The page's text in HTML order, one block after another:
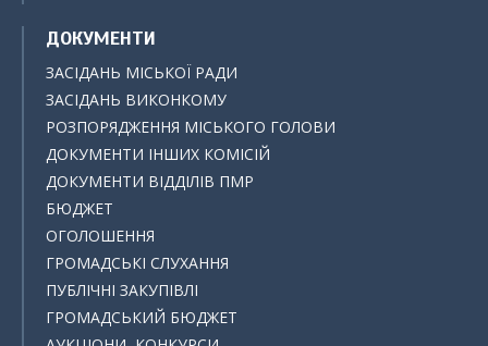
ДОКУМЕНТИ
ЗАСІДАНЬ МІСЬКОЇ РАДИ
ЗАСІДАНЬ ВИКОНКОМУ
РОЗПОРЯДЖЕННЯ МІСЬКОГО ГОЛОВИ
ДОКУМЕНТИ ІНШИХ КОМІСІЙ
ДОКУМЕНТИ ВІДДІЛІВ ПМР
БЮДЖЕТ
ОГОЛОШЕННЯ
ГРОМАДСЬКІ СЛУХАННЯ
ПУБЛІЧНІ ЗАКУПІВЛІ
ГРОМАДСЬКИЙ БЮДЖЕТ